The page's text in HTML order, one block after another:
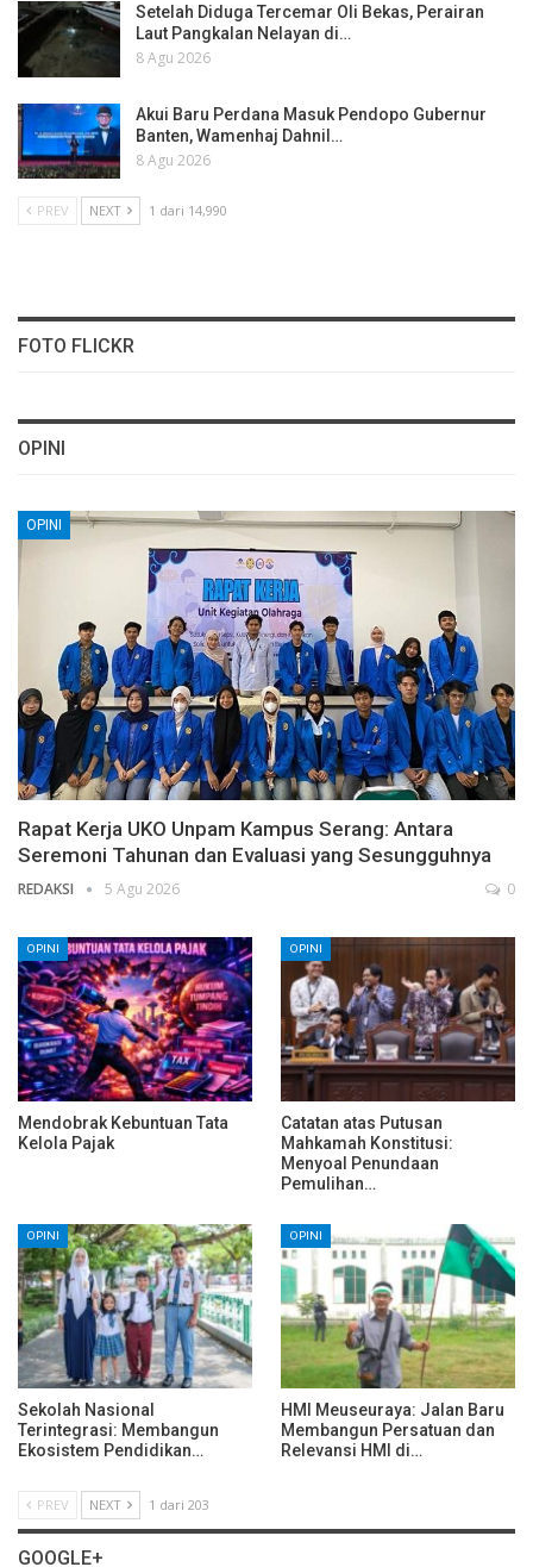
Setelah Diduga Tercemar Oli Bekas, Perairan
Laut Pangkalan Nelayan di…
8 Agu 2026
Akui Baru Perdana Masuk Pendopo Gubernur
Banten, Wamenhaj Dahnil…
8 Agu 2026
PREV NEXT 1 dari 14,990
FOTO FLICKR
OPINI
OPINI
Rapat Kerja UKO Unpam Kampus Serang: Antara
Seremoni Tahunan dan Evaluasi yang Sesungguhnya
REDAKSI 5 Agu 2026 0
OPINI
Mendobrak Kebuntuan Tata
Kelola Pajak
OPINI
Catatan atas Putusan
Mahkamah Konstitusi:
Menyoal Penundaan
Pemulihan…
OPINI
Sekolah Nasional
Terintegrasi: Membangun
Ekosistem Pendidikan…
OPINI
HMI Meuseuraya: Jalan Baru
Membangun Persatuan dan
Relevansi HMI di…
PREV NEXT 1 dari 203
GOOGLE+